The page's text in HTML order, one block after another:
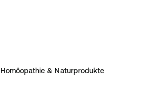
Homöopathie & Naturprodukte